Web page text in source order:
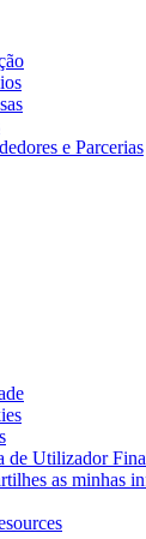
e Parcerias
de Utilizador
as minhas